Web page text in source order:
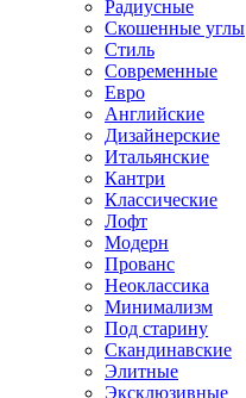
Радиусные
Скошенные углы
Стиль
Современные
Евро
Английские
Дизайнерские
Итальянские
Кантри
Классические
Лофт
Модерн
Прованс
Неоклассика
Минимализм
Под старину
Скандинавские
Элитные
Эксклюзивные